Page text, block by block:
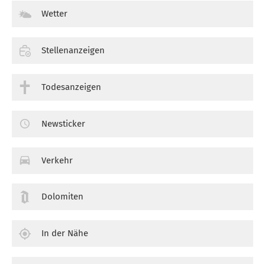
Wetter
Stellenanzeigen
Todesanzeigen
Newsticker
Verkehr
Dolomiten
In der Nähe